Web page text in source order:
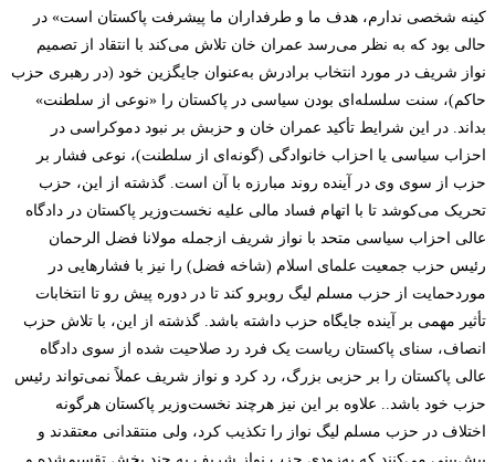
کینه شخصی ندارم، هدف ما و طرفداران ما پیشرفت پاکستان است» در
حالی بود که به نظر می‌رسد عمران خان تلاش می‌کند با انتقاد از تصمیم
نواز شریف در مورد انتخاب برادرش به‌عنوان جایگزین خود (در رهبری حزب
حاکم)، سنت سلسله‌ای بودن سیاسی در پاکستان را «نوعی از سلطنت»
بداند. در این شرایط تأکید عمران خان و حزبش بر نبود دموکراسی در
احزاب سیاسی یا احزاب خانوادگی (گونه‌ای از سلطنت)، نوعی فشار بر
حزب از سوی وی در آینده روند مبارزه با آن است. گذشته از این، حزب
تحریک می‌کوشد تا با اتهام فساد مالی علیه نخست‌وزیر پاکستان در دادگاه
عالی احزاب سیاسی متحد با نواز شریف ازجمله مولانا فضل الرحمان
رئیس حزب جمعیت علمای اسلام (شاخه فضل) را نیز با فشارهایی در
موردحمایت از حزب مسلم لیگ روبرو کند تا در دوره پیش رو تا انتخابات
تأثیر مهمی بر آینده جایگاه حزب داشته باشد. گذشته از این، با تلاش حزب
انصاف، سنای پاکستان ریاست یک فرد رد صلاحیت شده از سوی دادگاه
عالی پاکستان را بر حزبی بزرگ، رد کرد و نواز شریف عملاً نمی‌تواند رئیس
حزب خود باشد.. علاوه بر این نیز هرچند نخست‌وزیر پاکستان هرگونه
اختلاف در حزب مسلم لیگ نواز را تکذیب کرد، ولی منتقدانی معتقدند و